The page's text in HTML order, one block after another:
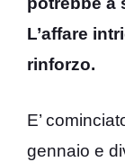
L’affare
rinforzo.
E’
gennaio e